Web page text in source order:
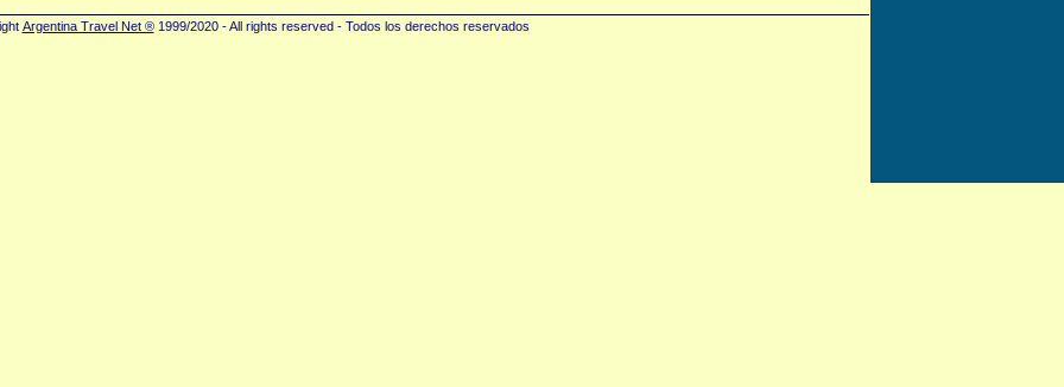
Argentina Travel Net ®1999/2020 - All rights reserved - Todos los derechos reservados